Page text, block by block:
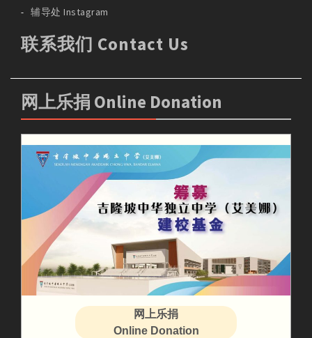
辅导处 Instagram
联系我们 Contact Us
网上乐捐 Online Donation
网上乐捐
Online Donation